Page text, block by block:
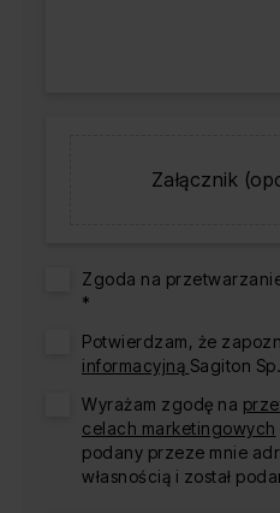
Załącznik
Zgoda na
*
Potwierdzam, że
informacyjną Sagiton
Wyrażam zgodę na
celach marketingowych
podany przeze mnie
własnością i został